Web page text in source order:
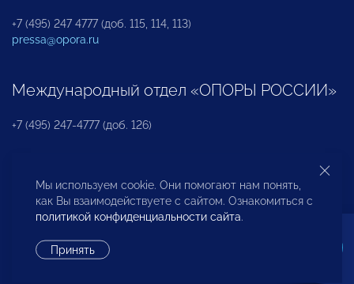
+7 (495) 247 4777 (доб. 115, 114, 113)
pressa@opora.ru
Международный отдел «ОПОРЫ РОССИИ»
+7 (495) 247-4777 (доб. 126)
Бюро по защите прав предпринимателей и
инвесторов
Мы используем cookie. Они помогают нам понять,
как Вы взаимодействуете с сайтом. Ознакомиться с
политикой конфиденциальности сайта.
Принять